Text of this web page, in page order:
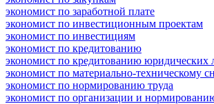
экономист по заработной плате
экономист по инвестиционным проектам
экономист по инвестициям
экономист по кредитованию
экономист по кредитованию юридических
экономист по материально-техническому
экономист по нормированию труда
экономист по организации и